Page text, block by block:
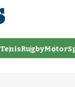
TenisRugby